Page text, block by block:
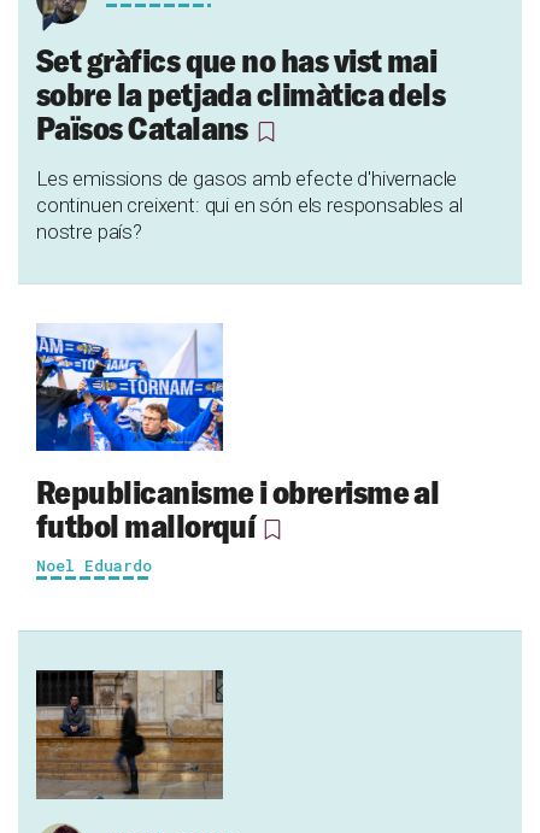
Set gràfics que no has vist mai
sobre la petjada climàtica dels
Països Catalans
Les emissions de gasos amb efecte d'hivernacle
continuen creixent: qui en són els responsables al
nostre país?
Republicanisme i obrerisme al
futbol mallorquí
Noel Eduardo